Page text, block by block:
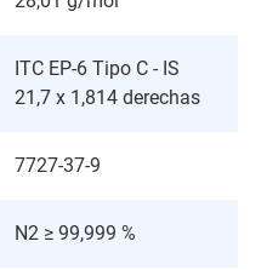
ITC EP-6 Tipo C - IS
21,7 x 1,814 derechas
7727-37-9
N2 ≥ 99,999 %